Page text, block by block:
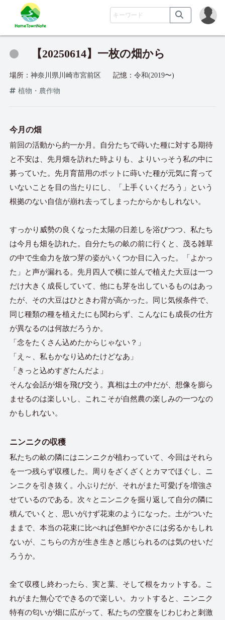
【20250614】一枚の畑から
場所：神奈川県川崎市宮前区 記憶：令和(2019〜)
植物・農作物
今月の畑
前回の活動から約一か月。自分たちで蒔いた種に対する期待
と不安は、先月畑を訪れた時よりも、よりいっそう私の中に
募っていた。先月育苗用のポットに蒔いた種が元気に育って
いないことを目の当たりにし、「上手くいくだろう」という
根拠のない自信が崩れ去ってしまったからかもしれない。
すっかり威勢の良くなった太陽の日差しを浴びつつ、私たち
は今月も畑を訪れた。自分たちの畝の前に行くと、茂る雑草
の中で生命力を放つ芽の姿がいくつか目に入った。「よかっ
た」と声が漏れる。先月四人で横に並んで植えた大豆は一つ
だけ大きく成長していて、他にも芽を出しているものはあっ
たが、その大豆はひときわ背が高かった。同じ気候条件で、
同じ種類の種を植えたにも関わらず、こんなにも成長の仕方
が異なるのは何故だろうか。
「念をたくさん込めたからじゃない？」
「え～、私もかなり込めたけどなあ」
「きっと込めすぎたんだよ」
そんな会話が畑を飛び交う。真相は土の中だが、想像を膨ら
ませるのは楽しいし、これこそが自然農の楽しみの一つなの
かもしれない。
ニンニクの収穫
私たちの畝の隣にはニンニクが植わっていて、今回はそれら
を一つ残らず収穫した。周りをざくざくとカマでほぐし、ニ
ンニクを引き抜く。小ぶりだが、それがまた可愛げを増強さ
せているのである。次々とニンニクを掘り返して自分の隣に
積んでいくと、思いがけず花束のようになった。土がついた
ままで、本当の花束に比べれば色鮮やかさには劣るかもしれ
ないが、こちらの方が生き生きと感じられるのは気のせいだ
ろうか。
全て収穫し終わったら、実と葉、そして根をカットする。こ
れがまた無心でできるので楽しい。カットすると、ニンニク
特有の匂いが畑に広がって、私たちの空腹をじわじわと刺激